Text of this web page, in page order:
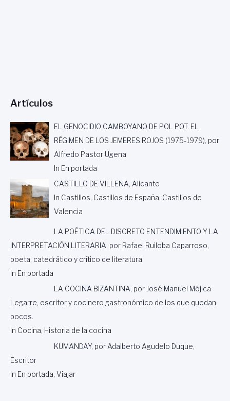
Artículos
EL GENOCIDIO CAMBOYANO DE POL POT. EL
RÉGIMEN DE LOS JEMERES ROJOS (1975-1979), por
Alfredo Pastor Ugena
In En portada
CASTILLO DE VILLENA, Alicante
In Castillos, Castillos de España, Castillos de
Valencia
LA POÉTICA DEL DISCRETO ENTENDIMIENTO Y LA
INTERPRETACIÓN LITERARIA, por Rafael Ruiloba Caparroso,
poeta, catedrático y crítico de literatura
In En portada
LA COCINA BIZANTINA, por José Manuel Mójica
Legarre, escritor y cocinero gastronómico de los que quedan
pocos.
In Cocina, Historia de la cocina
KUMANDAY, por Adalberto Agudelo Duque,
Escritor
In En portada, Viajar